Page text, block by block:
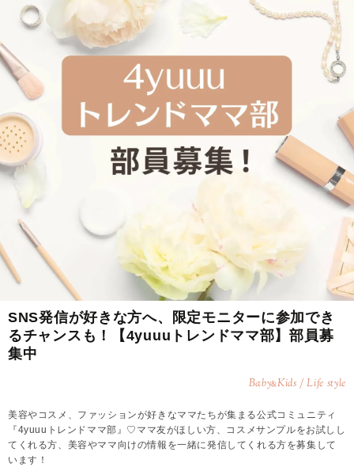
SNS発信が好きな方へ、限定モニターに参加でき
るチャンスも！【4yuuuトレンドママ部】部員募
集中
Baby&Kids / Life style
美容やコスメ、ファッションが好きなママたちが集まる公式コミュニティ
『4yuuuトレンドママ部』♡ママ友がほしい方、コスメサンプルをお試しし
てくれる方、美容やママ向けの情報を一緒に発信してくれる方を募集して
います！